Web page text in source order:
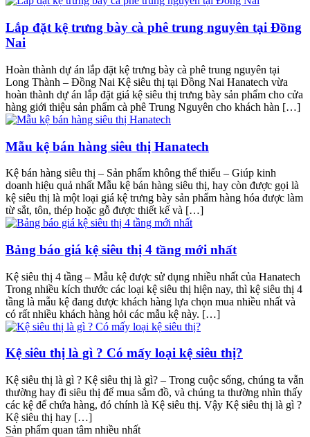
Lắp đặt kệ trưng bày cà phê trung nguyên tại Đồng
Nai
Hoàn thành dự án lắp đặt kệ trưng bày cà phê trung nguyên tại
Long Thành – Đồng Nai Kệ siêu thị tại Đồng Nai Hanatech vừa
hoàn thành dự án lắp đặt giá kệ siêu thị trưng bày sản phẩm cho cửa
hàng giới thiệu sản phẩm cà phê Trung Nguyên cho khách hàn […]
Mẫu kệ bán hàng siêu thị Hanatech
Kệ bán hàng siêu thị – Sản phẩm không thể thiếu – Giúp kinh
doanh hiệu quả nhất Mẫu kệ bán hàng siêu thị, hay còn được gọi là
kệ siêu thị là một loại giá kệ trưng bày sản phẩm hàng hóa được làm
từ sắt, tôn, thép hoặc gỗ được thiết kế và […]
Bảng báo giá kệ siêu thị 4 tầng mới nhất
Kệ siêu thị 4 tầng – Mẫu kệ được sử dụng nhiều nhất của Hanatech
Trong nhiều kích thước các loại kệ siêu thị hiện nay, thì kệ siêu thị 4
tầng là mẫu kệ đang được khách hàng lựa chọn mua nhiều nhất và
có rất nhiều khách hàng hỏi các mẫu kệ này. […]
Kệ siêu thị là gì ? Có mấy loại kệ siêu thị?
Kệ siêu thị là gì ? Kệ siêu thị là gì? – Trong cuộc sống, chúng ta vẫn
thường hay đi siêu thị để mua sắm đồ, và chúng ta thường nhìn thấy
các kệ để chứa hàng, đó chính là Kệ siêu thị. Vậy Kệ siêu thị là gì ?
Kệ siêu thị hay […]
Sản phẩm quan tâm nhiều nhất